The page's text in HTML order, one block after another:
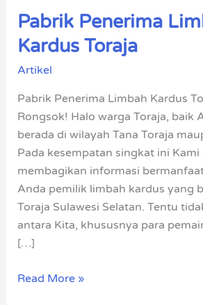
Pabrik Penerima
Kardus Toraja
Artikel
Pabrik Penerima Limbah Kardus
Rongsok! Halo warga Toraja, baik
berada di wilayah Tana Toraja
Pada kesempatan singkat ini Kami
membagikan informasi
Anda pemilik limbah kardus yang
Toraja Sulawesi Selatan. Tentu
antara Kita, khususnya para
[…]
Pabrik
Penerima
Limbah
Kardus
Read More »